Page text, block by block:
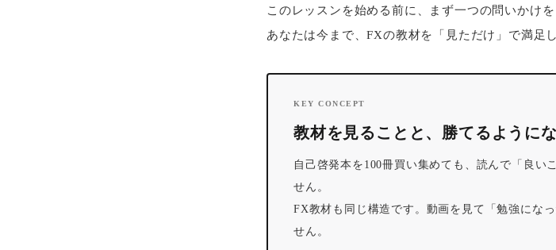
このレッスンを始める前に、まず一つの問いかけを
あなたは今まで、FXの教材を「見ただけ」で満足
KEY CONCEPT
教材を見ることと、勝てるように
自己啓発本を100冊買い集めても、読んで「良い
せん。
FX教材も同じ構造です。動画を見て「勉強にな
せん。